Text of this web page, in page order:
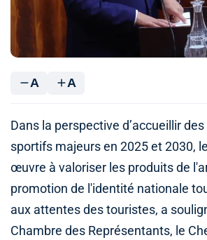
A A
Dans la perspective d’accueillir
sportifs majeurs en 2025 et 2030,
œuvre à valoriser les produits de
promotion de l'identité nationale
aux attentes des touristes, a
Chambre des Représentants, le